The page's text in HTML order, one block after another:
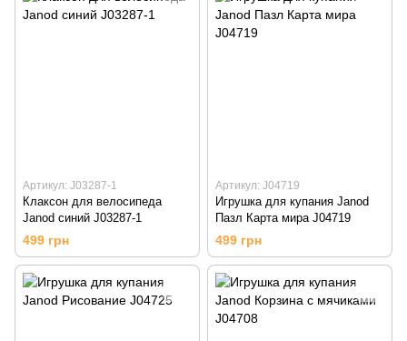
Артикул: J03287-1
Клаксон для велосипеда
Janod синий J03287-1
499 грн
Артикул: J04719
Игрушка для купания Janod
Пазл Карта мира J04719
499 грн